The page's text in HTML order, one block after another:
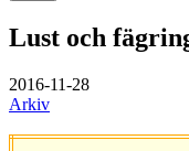
Lust och
2016-11-28
Arkiv